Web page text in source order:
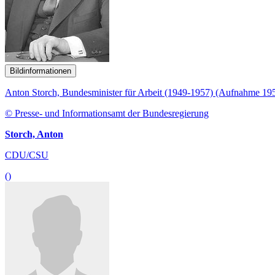
Bildinformationen
Anton Storch, Bundesminister für Arbeit (1949-1957) (Aufnahme
© Presse- und Informationsamt der Bundesregierung
Storch, Anton
CDU/CSU
()